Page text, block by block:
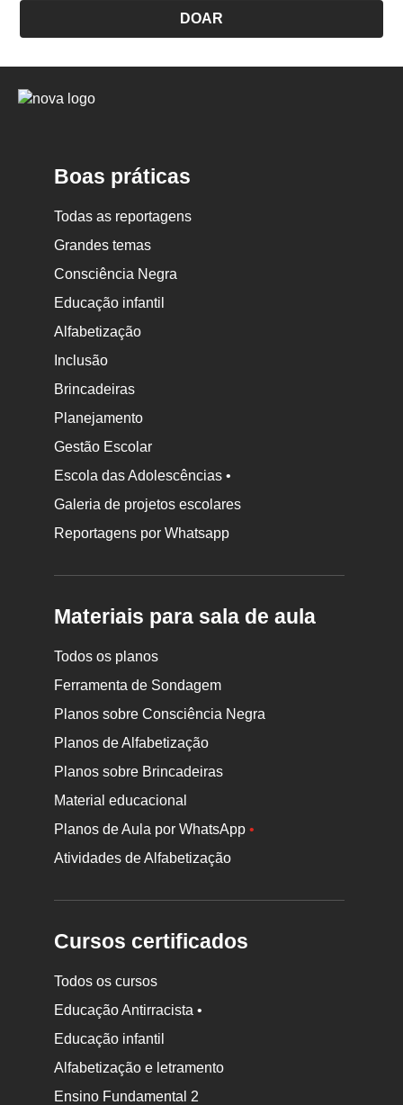
DOAR
Logo
Boas práticas
Todas as reportagens
Grandes temas
Consciência Negra
Educação infantil
Alfabetização
Inclusão
Brincadeiras
Planejamento
Gestão Escolar
Escola das Adolescências •
Galeria de projetos escolares
Reportagens por Whatsapp
Materiais para sala de aula
Todos os planos
Ferramenta de Sondagem
Planos sobre Consciência Negra
Planos de Alfabetização
Planos sobre Brincadeiras
Material educacional
Planos de Aula por WhatsApp•
Atividades de Alfabetização
Cursos certificados
Todos os cursos
Educação Antirracista •
Educação infantil
Alfabetização e letramento
Ensino Fundamental 2